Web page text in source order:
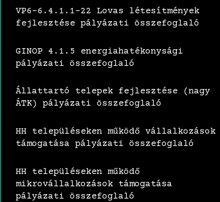
VP6-6.4.1.1-22 Lovas létesítmények
fejlesztése pályázati összefoglaló
GINOP 4.1.5 energiahatékonysági
pályázati összefoglaló
Állattartó telepek fejlesztése (nagy
ÁTK) pályázati összefoglaló
HH településeken működő vállalkozások
támogatása pályázati összefoglaló
HH településeken működő
mikrovállalkozások támogatása
pályázati összefoglaló